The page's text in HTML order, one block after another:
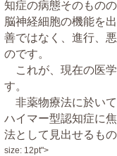
知症の病態そのもの
脳神経細胞の機能を
善ではなく、進行、
のです。
これが、現在の医
す。
非薬物療法に於い
ハイマー型認知症に
法として見出せるも
size: 12pt">